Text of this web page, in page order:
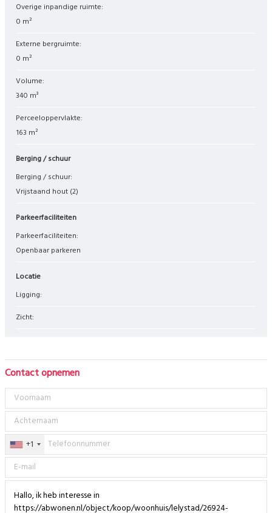
Overige inpandige ruimte:
0 m²
Externe bergruimte:
0 m²
Volume:
340 m³
Perceeloppervlakte:
163 m²
Berging / schuur
Berging / schuur:
Vrijstaand hout (2)
Parkeerfaciliteiten
Parkeerfaciliteiten:
Openbaar parkeren
Locatie
Ligging:
Zicht:
Contact opnemen
+1